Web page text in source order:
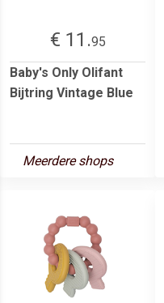
€ 11.95
Baby's Only Olifant
Bijtring Vintage Blue
Meerdere shops